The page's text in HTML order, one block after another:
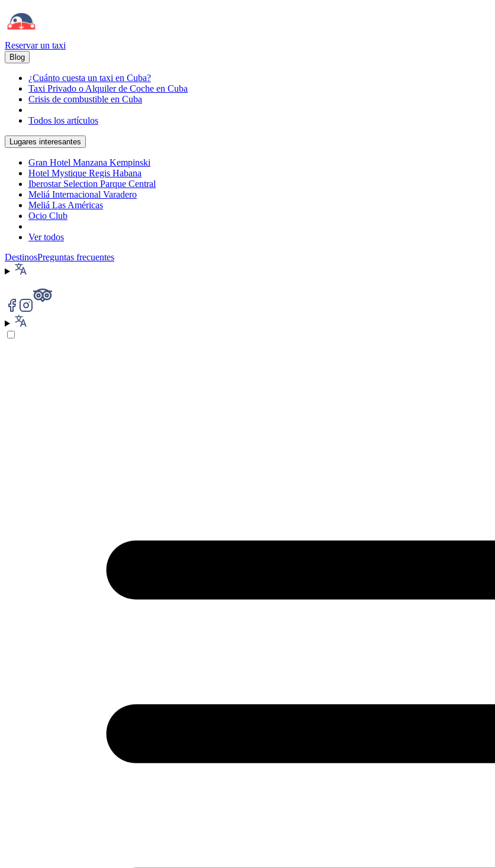
Reservar un taxi
Blog
¿Cuánto cuesta un taxi en Cuba?
Taxi Privado o Alquiler de Coche en Cuba
Crisis de combustible en Cuba
Todos los artículos
Lugares interesantes
Gran Hotel Manzana Kempinski
Hotel Mystique Regis Habana
Iberostar Selection Parque Central
Meliá Internacional Varadero
Meliá Las Américas
Ocio Club
Ver todos
DestinosPreguntas frecuentes